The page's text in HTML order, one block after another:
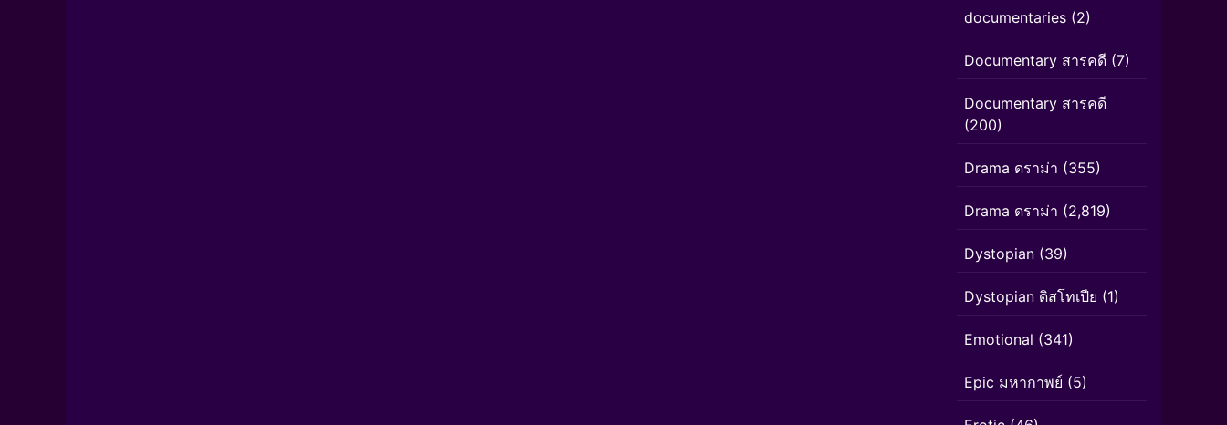
documentaries (2)
Documentary สารคดี (7)
Documentary สารคดี
(200)
Drama ดราม่า (355)
Drama ดราม่า (2,819)
Dystopian (39)
Dystopian ดิสโทเปีย (1)
Emotional (341)
Epic มหากาพย์ (5)